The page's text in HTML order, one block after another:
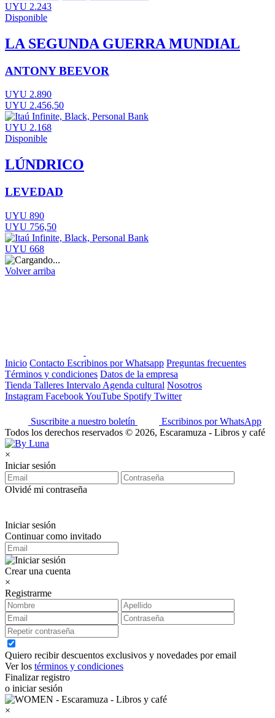
UYU 2.243
Disponible
LA SEGUNDA GUERRA MUNDIAL
ANTONY BEEVOR
UYU 2.890
UYU 2.456,50
UYU 2.168
Disponible
LÚNDRICO
LEVEDAD
UYU 890
UYU 756,50
UYU 668
Volver arriba
Inicio Contacto Escribinos por Whatsapp Preguntas frecuentes
Términos y condiciones Datos de la empresa
Tienda Talleres Intervalo Agenda cultural Nosotros
Instagram FacebookYouTube Spotify Twitter
Suscribite a nuestro boletín
Escribinos por WhatsApp
Todos los derechos reservados © 2026, Escaramuza - Libros y café
×
Iniciar sesión
Olvidé mi contraseña
Iniciar sesión
Continuar como invitado
Crear una cuenta
×
Registrarme
Quiero recibir descuentos exclusivos y novedades por email
Ver los términos y condiciones
Finalizar registro
o iniciar sesión
×